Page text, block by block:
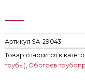
Артикул SA-29043
Товар относится к
трубы) Обогрев